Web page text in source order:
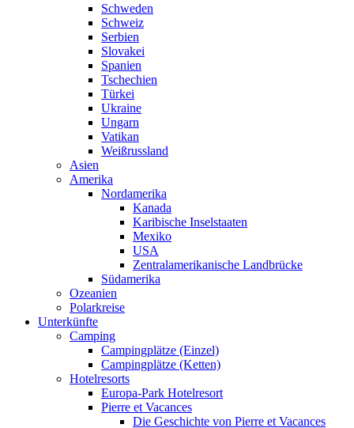
Schweden
Schweiz
Serbien
Slovakei
Spanien
Tschechien
Türkei
Ukraine
Ungarn
Vatikan
Weißrussland
Asien
Amerika
Nordamerika
Kanada
Karibische Inselstaaten
Mexiko
USA
Zentralamerikanische Landbrücke
Südamerika
Ozeanien
Polarkreise
Unterkünfte
Camping
Campingplätze (Einzel)
Campingplätze (Ketten)
Hotelresorts
Europa-Park Hotelresort
Pierre et Vacances
Die Geschichte von Pierre et Vacances